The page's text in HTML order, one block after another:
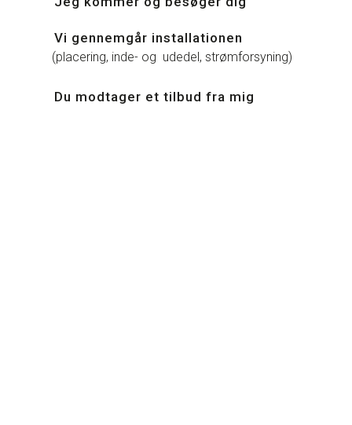
Vi gennemgår installationen
(placering, inde- og udedel, strømforsyning)
Du modtager et tilbud fra mig